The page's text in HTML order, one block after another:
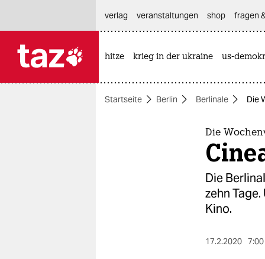
themen
verlag
veranstaltungen shop fragen
hitze krieg in der ukraine us-
Startseite Berlin Berlinale Die
Die
Die
zehn
Kino.
17.2.2020